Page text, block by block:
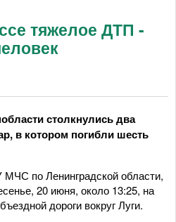
тяжелое ДТП -
столкнулись два
в котором погибли шесть
по Ленинградской области,
20 июня, около 13:25, на
дороги вокруг Луги.